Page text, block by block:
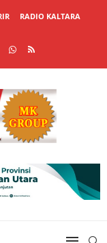
RADIO KALTARA